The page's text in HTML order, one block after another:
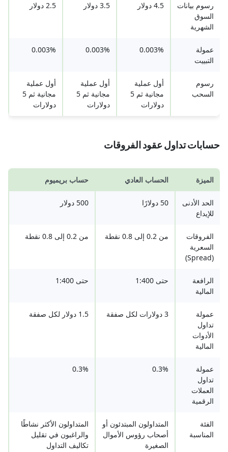
رسوم بيانات
السوق
الشهرية
4.5 دولار 3.5 دولار 2.5 دولار
عمولة
التبييت
0.003%
0.003%
0.003%
رسوم
السحب
أول عملية
مجانية ثم 5
دولارات
أول عملية
مجانية ثم 5
دولارات
أول عملية
مجانية ثم 5
دولارات
حسابات تداول عقود الفروقات
الميزة الحساب العادي حساب بريميوم
الحد الأدنى
للإيداع
50 دولارًا 500 دولار
الفروقات
السعرية
(Spread)
من 0.2 إلى 0.8 نقطة من 0.2 إلى 0.8 نقطة
الرافعة
المالية
حتى 1:400 حتى 1:400
عمولة
تداول
الأدوات
المالية
3 دولارات لكل صفقة 1.5 دولار لكل صفقة
عمولة
تداول
العملات
الرقمية
0.3%
0.3%
الفئة
المناسبة
المتداولون المبتدئون أو
أصحاب رؤوس الأموال
الصغيرة
المتداولون الأكثر نشاطًا
والراغبون في تقليل
تكاليف التداول